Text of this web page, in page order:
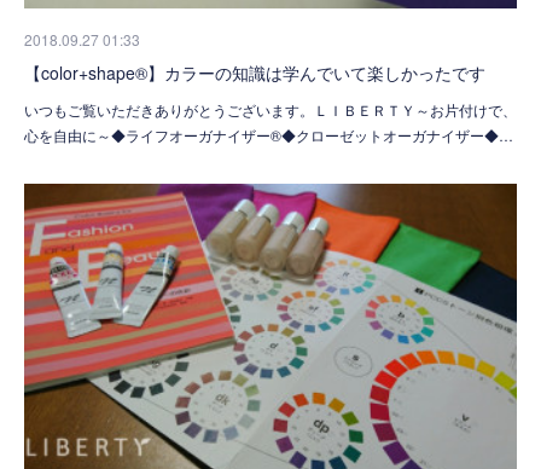
2018.09.27 01:33
【color+shape®】カラーの知識は学んでいて楽しかったです
いつもご覧いただきありがとうございます。ＬＩＢＥＲＴＹ～お片付けで、
心を自由に～◆ライフオーガナイザー®◆クローゼットオーガナイザー◆…